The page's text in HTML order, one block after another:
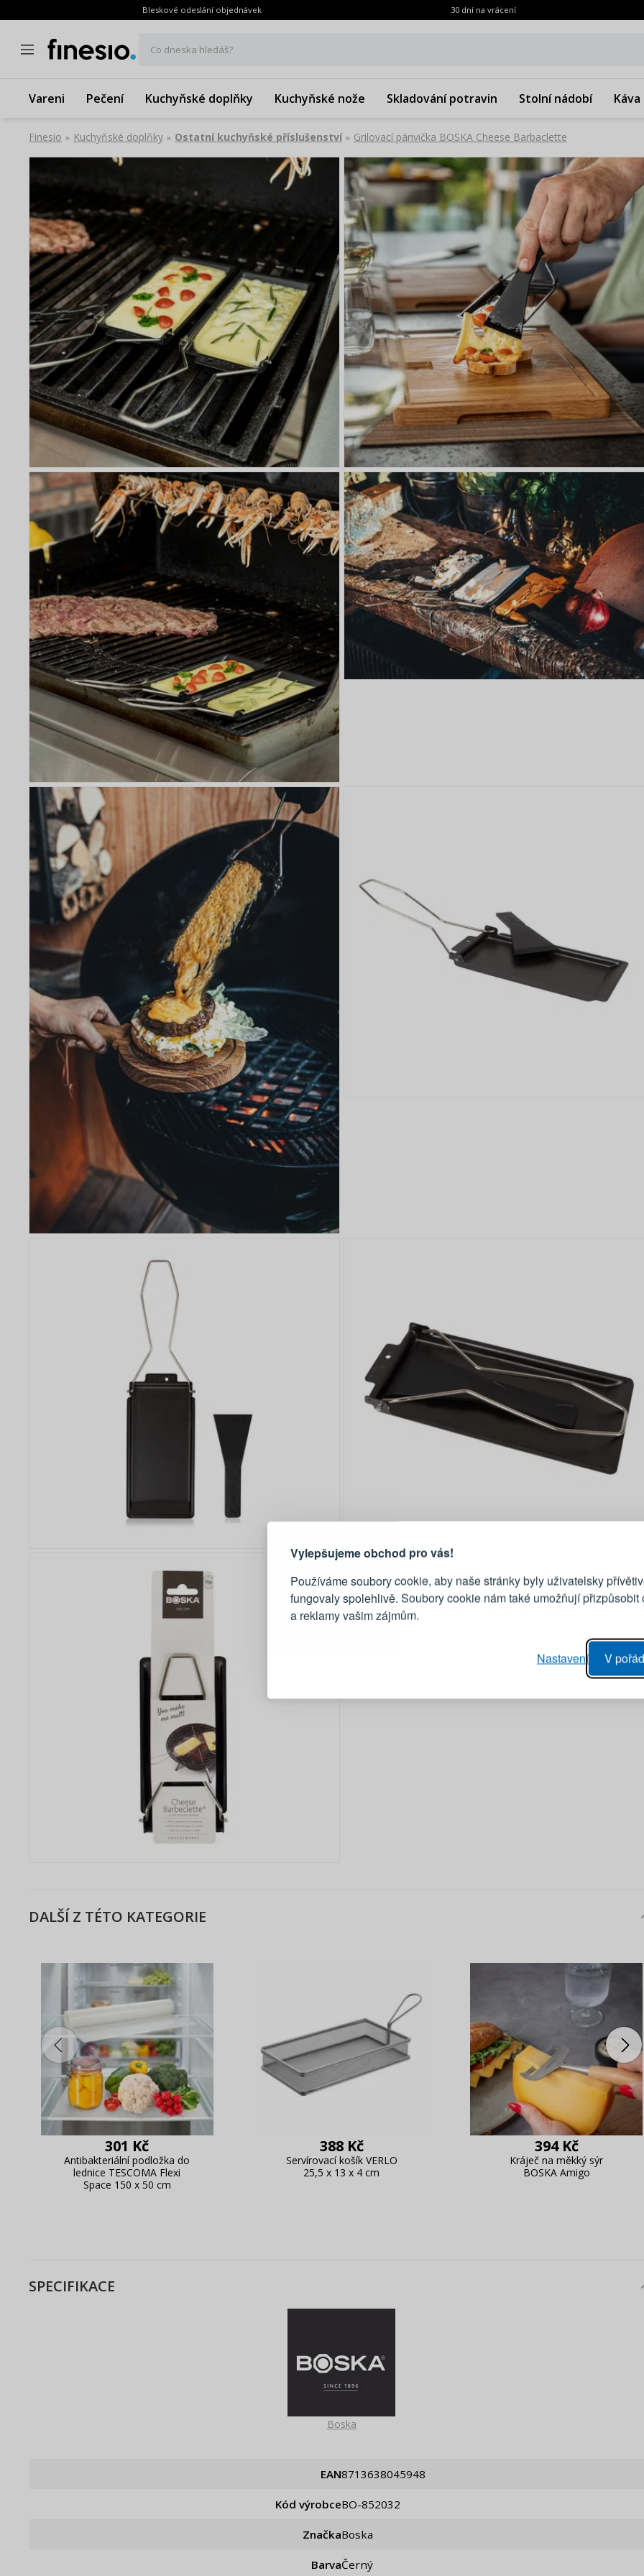
Vylepšujeme obchod pro vás!
Používáme soubory cookie, aby naše stránky byly uživatelsky
fungovaly spolehlivě. Soubory cookie nám také umožňují přizpůsobit
a reklamy vašim zájmům.
V
Nastavení
Bleskové odeslání objednávek 30 dní na vrácení
Co dneska hledáš?
Vareni Pečení Kuchyňské doplňky Kuchyňské nože Skladování potravin Stolní nádobí Káva
Finesio » Kuchyňské doplňky » Ostatní kuchyňské příslušenství » Grilovací pánvička BOSKA Cheese Barbaclette
Hledáte podobné produkty?
DALŠÍ Z TÉTO KATEGORIE
301 Kč
Antibakteriální podložka do
lednice TESCOMA Flexi
Space 150 x 50 cm
388 Kč
Servírovací košík VERLO
25,5 x 13 x 4 cm
394 Kč
Kráječ na měkký sýr
BOSKA Amigo
SPECIFIKACE
Boska
EAN 8713638045948
Kód výrobce BO-852032
Značka Boska
Barva Černý
vytvořit účet
Živý náhled na změny v objednávce
Emailová adresa
PŘIHLÁSIT